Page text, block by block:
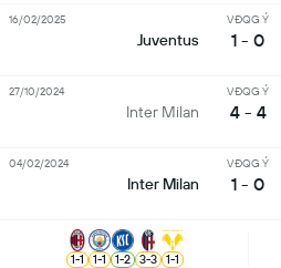
Juventus
VĐQG Ý
1 - 0
16/02/2025
Inter Milan
VĐQG Ý
4 - 4
27/10/2024
Inter Milan
VĐQG Ý
1 - 0
04/02/2024
1-1 1-1 1-2 3-3 1-1